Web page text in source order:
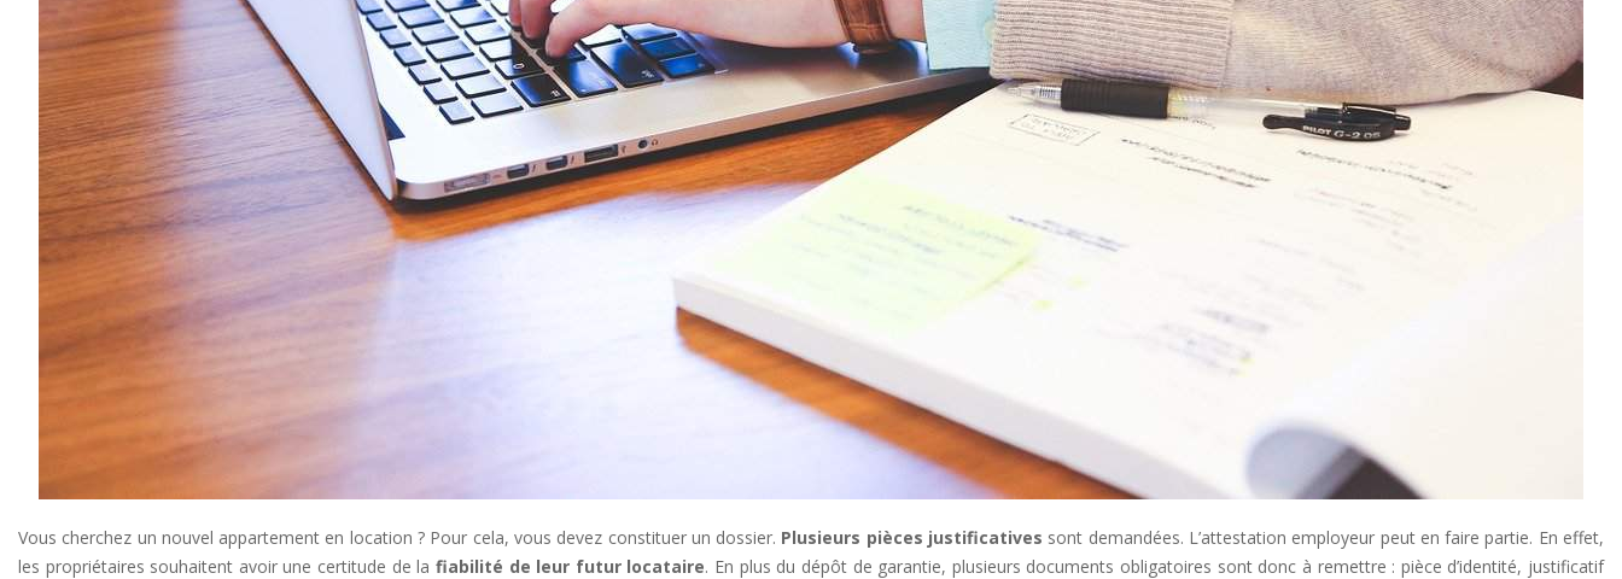
Vous cherchez un nouvel appartement en location ? Pour cela, vous devez constituer un dossier. Plusieurs pièces justificatives sont demandées. L’attestation employeur peut en faire partie. En effet,
les propriétaires souhaitent avoir une certitude de la fiabilité de leur futur locataire. En plus du dépôt de garantie, plusieurs documents obligatoires sont donc à remettre : pièce d’identité, justificatif